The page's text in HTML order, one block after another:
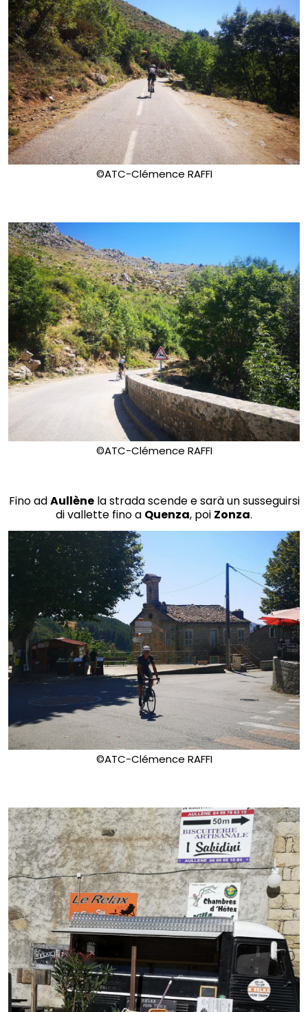
©ATC-Clémence RAFFI
©ATC-Clémence RAFFI
Fino adAullènela strada scende e sarà un susseguirsi
di vallette fino a Quenza, poi Zonza.
©ATC-Clémence RAFFI